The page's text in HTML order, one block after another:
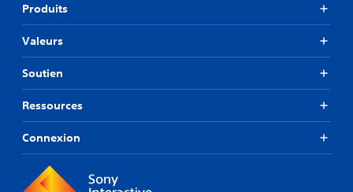
Produits
Valeurs
Soutien
Ressources
Connexion